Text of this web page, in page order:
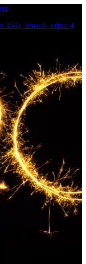
354а, этаж 6, офис 4
на себя, вы –
за 1 минуту и
создавайте